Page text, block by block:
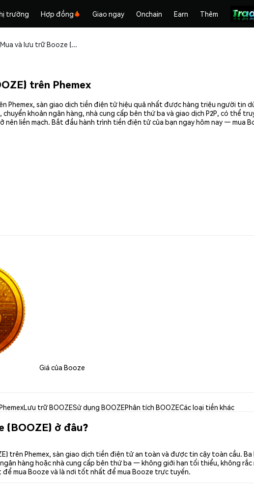
trường Hợp đồng Giao ngay Onchain Earn Thêm
Mua và lưu trữ Booze (BOOZE) an toàn
trên Phemex
Phemex, sàn giao dịch tiền điện tử hiệu quả nhất được hàng triệu người
khoản ngân hàng, nhà cung cấp bên thứ ba và giao dịch P2P, có thể
nên liền mạch. Bắt đầu hành trình tiền điện tử của bạn ngay hôm nay — mua
Giá của Booze
Lưu trữ BOOZESử dụng BOOZEPhân tích BOOZECác loại tiền khác
(BOOZE) ở đâu?
trên Phemex, sàn giao dịch tiền điện tử an toàn và được tin cậy toàn cầu.
hàng hoặc nhà cung cấp bên thứ ba — không giới hạn tối thiểu, không
để mua Booze và là nơi tốt nhất để mua Booze trực tuyến.